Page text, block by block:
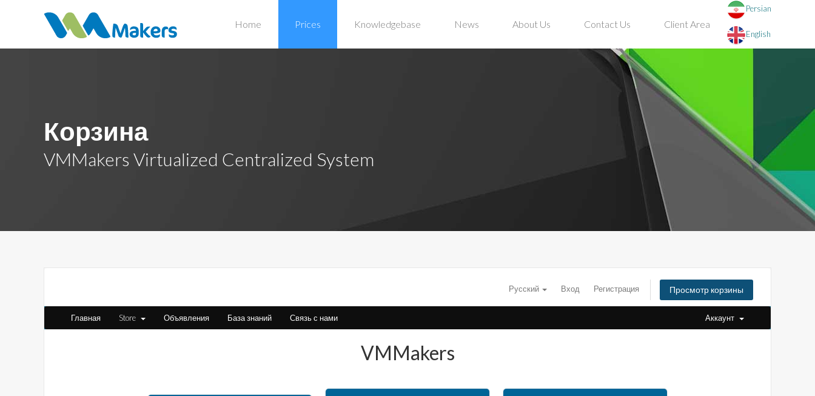
Persian
English
Home Prices Knowledgebase News About Us Contact Us Client Area
Корзина
VMMakers Virtualized Centralized System
Русский Вход Регистрация Просмотр корзины
Главная Store Объявления База знаний Связь с нами Аккаунт
VMMakers